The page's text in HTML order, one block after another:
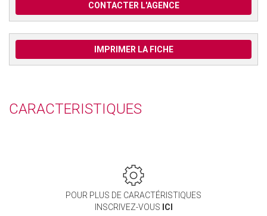
CONTACTER L'AGENCE
IMPRIMER LA FICHE
CARACTERISTIQUES
POUR PLUS DE CARACTÉRISTIQUES
INSCRIVEZ-VOUS ICI